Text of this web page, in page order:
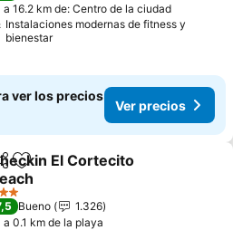
a 16.2 km de: Centro de la ciudad
Instalaciones modernas de fitness y
bienestar
ver los precios
Ver precios
Añadir a favoritos
El Cortecito
precios
Bueno
1.326
a 0.1 km de la playa